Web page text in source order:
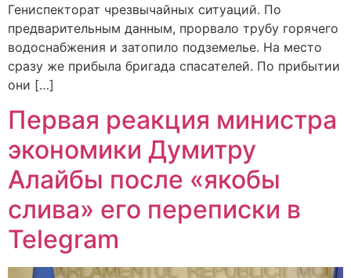
Гениспекторат чрезвычайных ситуаций. По
предварительным данным, прорвало трубу горячего
водоснабжения и затопило подземелье. На место
сразу же прибыла бригада спасателей. По прибытии
они […]
Первая реакция министра
экономики Думитру
Алайбы после «якобы
слива» его переписки в
Telegram